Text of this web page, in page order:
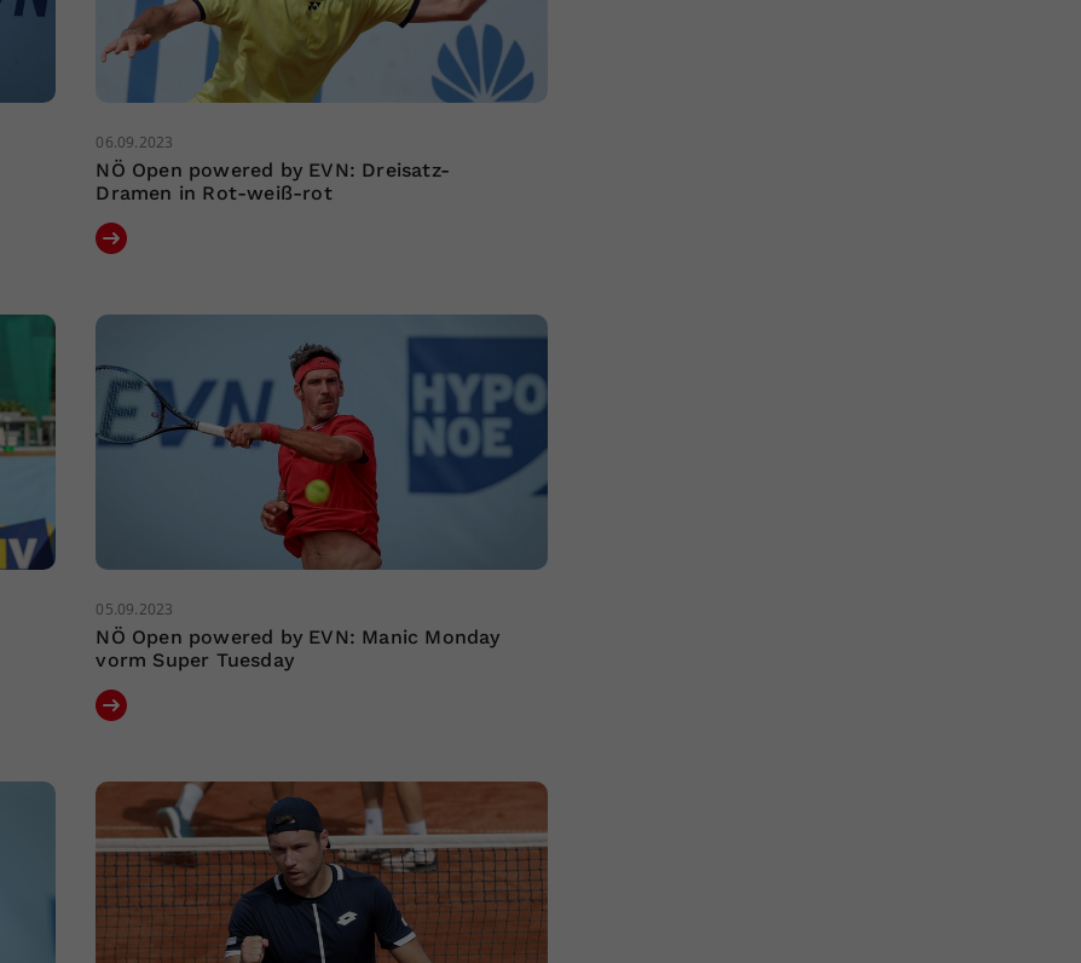
06.09.2023
NÖ Open powered by EVN: Dreisatz-
Dramen in Rot-weiß-rot
05.09.2023
NÖ Open powered by EVN: Manic Monday
vorm Super Tuesday